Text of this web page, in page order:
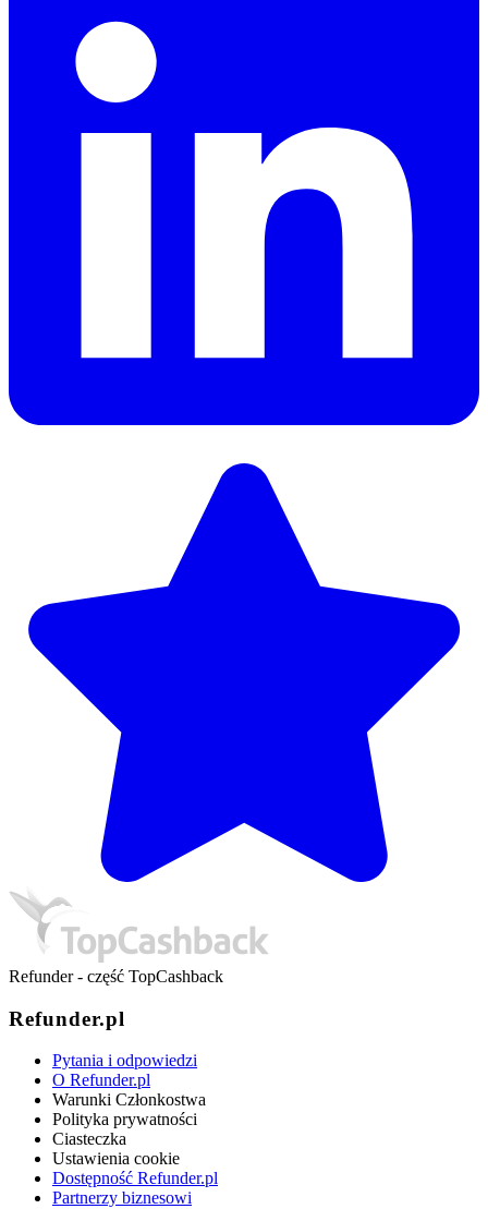
Refunder - część TopCashback
Refunder.pl
Pytania i odpowiedzi
O Refunder.pl
Warunki Członkostwa
Polityka prywatności
Ciasteczka
Ustawienia cookie
Dostępność Refunder.pl
Partnerzy biznesowi